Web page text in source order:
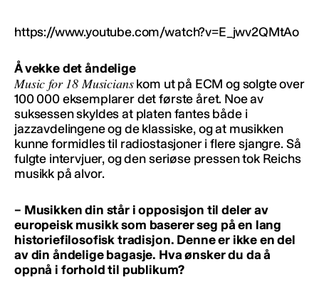
https://www.youtube.com/watch?v=E_jwv2QMtAo
Å vekke det åndelige
Music for 18 Musicianskom ut på ECM og solgte over
100 000 eksemplarer det første året. Noe av
suksessen skyldes at platen fantes både i
jazzavdelingene og de klassiske, og at musikken
kunne formidles til radiostasjoner i flere sjangre. Så
fulgte intervjuer, og den seriøse pressen tok Reichs
musikk på alvor.
– Musikken din står i opposisjon til deler av
europeisk musikk som baserer seg på en lang
historiefilosofisk tradisjon. Denne er ikke en del
av din åndelige bagasje. Hva ønsker du da å
oppnå i forhold til publikum?